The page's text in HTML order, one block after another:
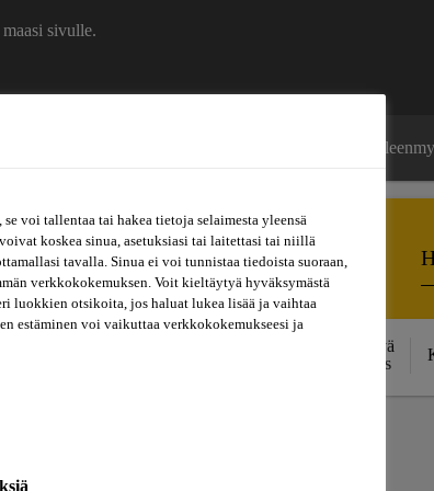
sivulle.
Kestävä
kehitys
voi tallentaa tai hakea tietoja selaimesta yleensä
koskea sinua, asetuksiasi tai laitettasi tai niillä
tavalla. Sinua ei voi tunnistaa tiedoista suoraan,
verkkokokemuksen. Voit kieltäytyä hyväksymästä
luokkien otsikoita, jos haluat lukea lisää ja vaihtaa
estäminen voi vaikuttaa verkkokokemukseesi ja